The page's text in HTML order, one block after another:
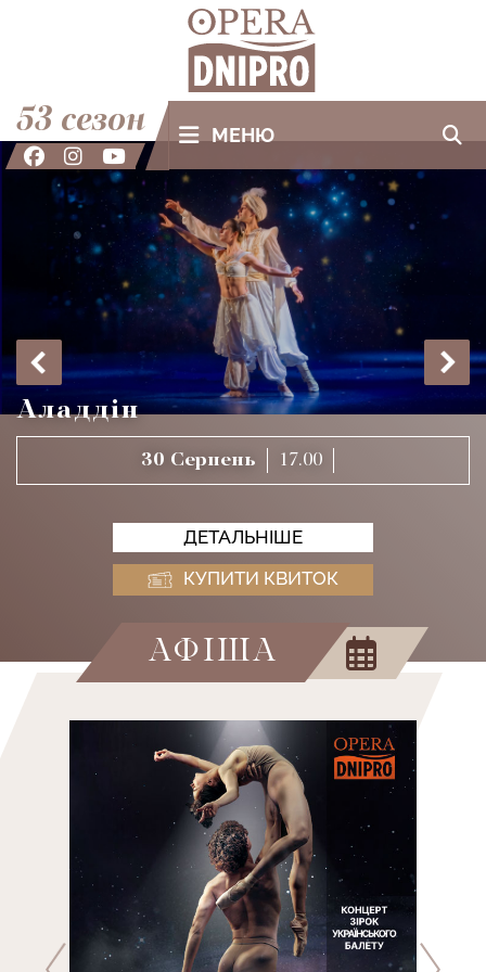
53 сезон МЕНЮ
Аладдін
30 Серпень 17.00
ДЕТАЛЬНIШЕ
КУПИТИ КВИТОК
АФІША